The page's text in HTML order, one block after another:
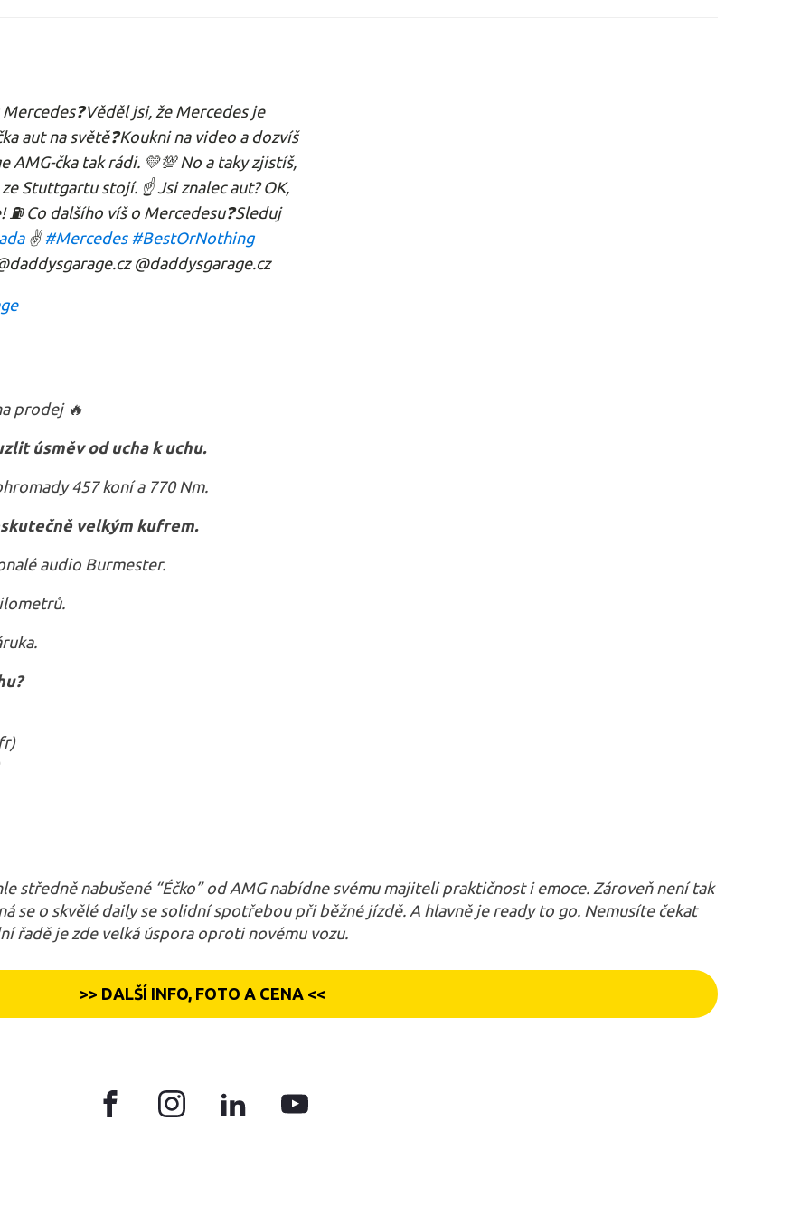
jsi, že Mercedes je
aut na světě❓Koukni na video a dozvíš
AMG-čka tak rádi. 💛💯 No a taky zjistíš,
Stuttgartu stojí. ☝️ Jsi znalec aut? OK,
Co dalšího víš o Mercedesu❓Sleduj
✌️#Mercedes #BestOrNothing
@daddysgarage.cz
prodej 🔥
úsměv od ucha k uchu.
457 koní a 770 Nm.
velkým kufrem.
audio Burmester.
středně nabušené “Éčko” od AMG nabídne svému majiteli praktičnost i emoce. Zároveň není tak
se o skvělé daily se solidní spotřebou při běžné jízdě. A hlavně je ready to go. Nemusíte čekat
řadě je zde velká úspora oproti novému vozu.
>> DALŠÍ INFO, FOTO A CENA <<